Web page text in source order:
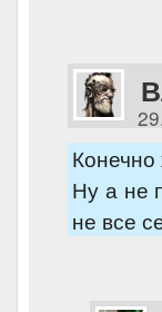
Ну а не
не все